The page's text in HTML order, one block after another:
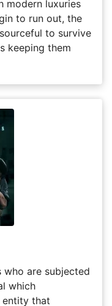
modern luxuries
to run out, the
to survive
keeping them
are subjected
which
entity that